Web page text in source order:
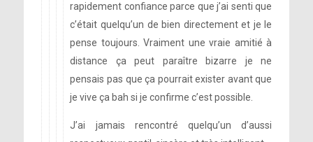
rapidement confiance parce que j’ai senti que
c’était quelqu’un de bien directement et je le
pense toujours. Vraiment une vraie amitié à
distance ça peut paraître bizarre je ne
pensais pas que ça pourrait exister avant que
je vive ça bah si je confirme c’est possible.
J’ai jamais rencontré quelqu’un d’aussi